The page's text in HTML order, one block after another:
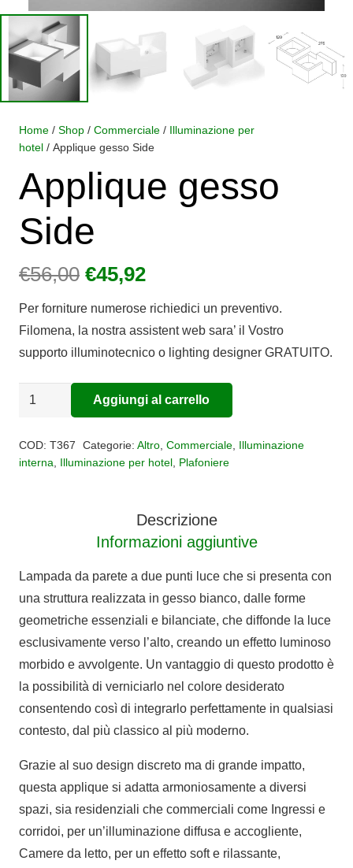
Home / Shop / Commerciale / Illuminazione per
hotel / Applique gesso Side
Applique gesso
Side
€56,00 Il
originale
era:
€56,00.
€45,92Il
attuale
è:
€45,92.
Per forniture numerose richiedici un preventivo.
Filomena, la nostra assistent web sara’ il Vostro
supporto illuminotecnico o lighting designer GRATUITO.
Applique
quantità
Aggiungi al carrello
COD: T367 Categorie: Altro, Commerciale, Illuminazione
interna, Illuminazione per hotel, Plafoniere
Descrizione
Informazioni aggiuntive
Lampada da parete a due punti luce che si presenta con
una struttura realizzata in gesso bianco, dalle forme
geometriche essenziali e bilanciate, che diffonde la luce
esclusivamente verso l’alto, creando un effetto luminoso
morbido e avvolgente. Un vantaggio di questo prodotto è
la possibilità di verniciarlo nel colore desiderato
consentendo così di integrarlo perfettamente in qualsiasi
contesto, dal più classico al più moderno.
Grazie al suo design discreto ma di grande impatto,
questa applique si adatta armoniosamente a diversi
spazi, sia residenziali che commerciali come Ingressi e
corridoi, per un’illuminazione diffusa e accogliente,
Camere da letto, per un effetto soft e rilassante,